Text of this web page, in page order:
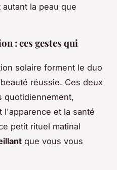
la peau que
: ces gestes qui
solaire forment le duo
réussie. Ces deux
quotidiennement,
l'apparence et la santé
petit rituel matinal
que vous vous